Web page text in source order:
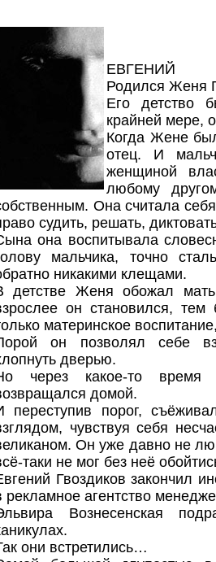
ЕВГЕНИЙ
Родился Женя
Его детство
крайней мере,
Когда Жене
отец. И
женщиной
любому
Она считала
судить, решать,
она воспитывала
мальчика, точно
никакими клещами.
детстве Женя обожал
он становился,
материнское
он позволял себе
дверью.
через какое-то время
домой.
переступив порог,
чувствуя себя
Он уже давно не
таки не мог без неё
Гвоздиков закончил
рекламное агентство
Вознесенская
они встретились…